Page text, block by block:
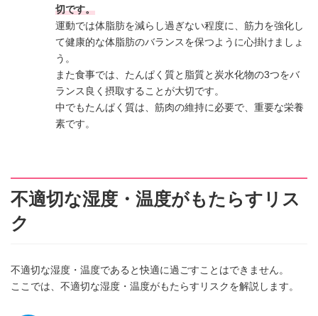
切です。
運動では体脂肪を減らし過ぎない程度に、筋力を強化し
て健康的な体脂肪のバランスを保つように心掛けましょ
う。
また食事では、たんぱく質と脂質と炭水化物の3つをバ
ランス良く摂取することが大切です。
中でもたんぱく質は、筋肉の維持に必要で、重要な栄養
素です。
不適切な湿度・温度がもたらすリス
ク
不適切な湿度・温度であると快適に過ごすことはできません。
ここでは、不適切な湿度・温度がもたらすリスクを解説します。